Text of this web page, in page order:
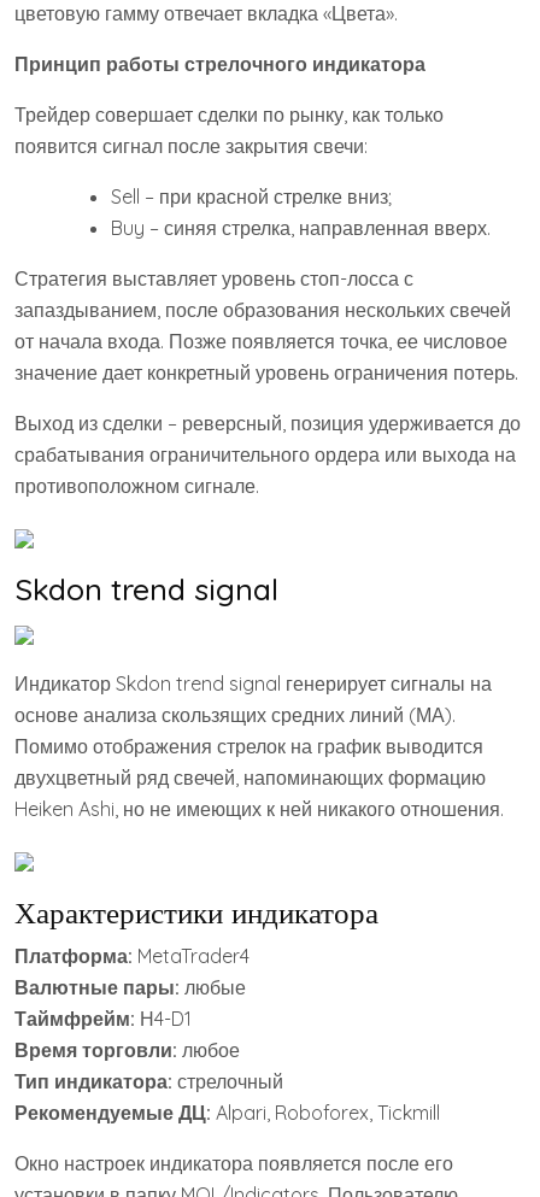
цветовую гамму отвечает вкладка «Цвета».
Принцип работы стрелочного индикатора
Трейдер совершает сделки по рынку, как только
появится сигнал после закрытия свечи:
Sell – при красной стрелке вниз;
Buy – синяя стрелка, направленная вверх.
Стратегия выставляет уровень стоп-лосса с
запаздыванием, после образования нескольких свечей
от начала входа. Позже появляется точка, ее числовое
значение дает конкретный уровень ограничения потерь.
Выход из сделки – реверсный, позиция удерживается до
срабатывания ограничительного ордера или выхода на
противоположном сигнале.
Skdon trend signal
Индикатор Skdon trend signal генерирует сигналы на
основе анализа скользящих средних линий (МА).
Помимо отображения стрелок на график выводится
двухцветный ряд свечей, напоминающих формацию
Heiken Ashi, но не имеющих к ней никакого отношения.
Характеристики индикатора
Платформа: MetaTrader4
Валютные пары: любые
Таймфрейм: Н4-D1
Время торговли: любое
Тип индикатора: стрелочный
Рекомендуемые ДЦ: Alpari, Roboforex, Tickmill
Окно настроек индикатора появляется после его